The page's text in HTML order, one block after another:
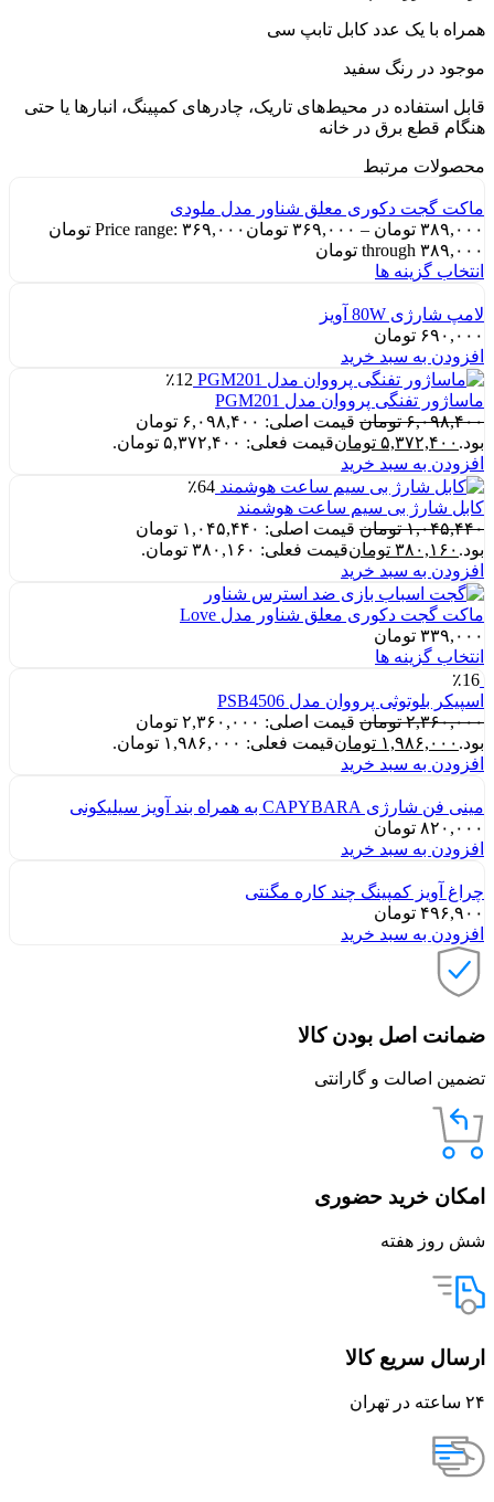
همراه با یک عدد کابل تابپ سی
موجود در رنگ سفید
قابل استفاده در محیط‌های تاریک، چادرهای کمپینگ، انبارها یا حتی
هنگام قطع برق در خانه
محصولات مرتبط
ماکت گجت دکوری معلق شناور مدل ملودی
۳۸۹,۰۰۰ تومان – ۳۶۹,۰۰۰ تومان
Price range: ۳۶۹,۰۰۰ تومان
through ۳۸۹,۰۰۰ تومان
انتخاب گزینه ها
لامپ شارژی 80W آویز
۶۹۰,۰۰۰ تومان
افزودن به سبد خرید
٪12
ماساژور تفنگی پرووان مدل PGM201
۶,۰۹۸,۴۰۰ تومان
قیمت اصلی: ۶,۰۹۸,۴۰۰ تومان
بود. ۵,۳۷۲,۴۰۰ تومانقیمت فعلی: ۵,۳۷۲,۴۰۰ تومان.
افزودن به سبد خرید
٪64
کابل شارژ بی سیم ساعت هوشمند
۱,۰۴۵,۴۴۰ تومان
قیمت اصلی: ۱,۰۴۵,۴۴۰ تومان
بود. ۳۸۰,۱۶۰ تومانقیمت فعلی: ۳۸۰,۱۶۰ تومان.
افزودن به سبد خرید
ماکت گجت دکوری معلق شناور مدل Love
۳۳۹,۰۰۰ تومان
انتخاب گزینه ها
٪16
اسپیکر بلوتوثی پرووان مدل PSB4506
۲,۳۶۰,۰۰۰ تومان
قیمت اصلی: ۲,۳۶۰,۰۰۰ تومان
بود. ۱,۹۸۶,۰۰۰ تومانقیمت فعلی: ۱,۹۸۶,۰۰۰ تومان.
افزودن به سبد خرید
مینی فن شارژی CAPYBARA به همراه بند آویز سیلیکونی
۸۲۰,۰۰۰ تومان
افزودن به سبد خرید
چراغ آویز کمپینگ چند کاره مگنتی
۴۹۶,۹۰۰ تومان
افزودن به سبد خرید
ضمانت اصل بودن کالا
تضمین اصالت و گارانتی
امکان خرید حضوری
شش روز هفته
ارسال سریع کالا
۲۴ ساعته در تهران